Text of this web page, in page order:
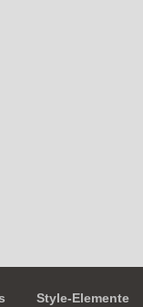
Style-Elemente